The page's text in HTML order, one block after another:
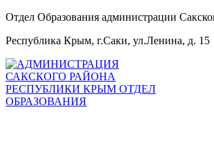
Отдел Образования администрации
Республика Крым, г.Саки, ул.Ленина, д. 15